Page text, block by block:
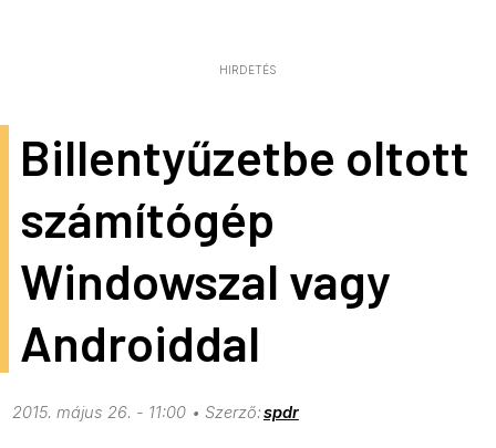
HIRDETÉS
Billentyűzetbe oltott
számítógép
Windowszal vagy
Androiddal
2015. május 26. - 11:00 spdr